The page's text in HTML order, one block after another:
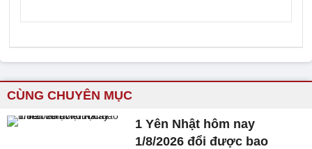
CÙNG CHUYÊN MỤC
1 Yên Nhật hôm nay
1/8/2026 đổi được bao